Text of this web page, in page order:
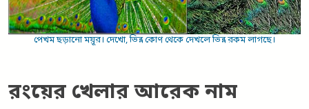
পেখম ছড়ানো ময়ূর। দেখো, ভিন্ন কোণ থেকে দেখলে ভিন্ন রকম লাগছে।
রংয়ের খেলার আরেক নাম